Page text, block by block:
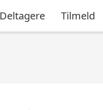
Deltagere Tilmeld